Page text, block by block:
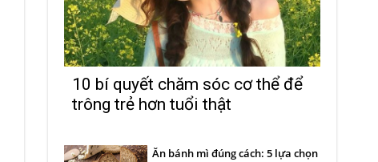
10 bí quyết chăm sóc cơ thể để
trông trẻ hơn tuổi thật
Ăn bánh mì đúng cách: 5 lựa chọn